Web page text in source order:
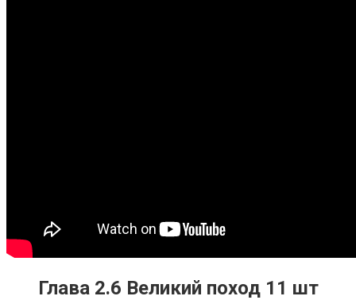
Глава 2.6 Великий поход 11 шт